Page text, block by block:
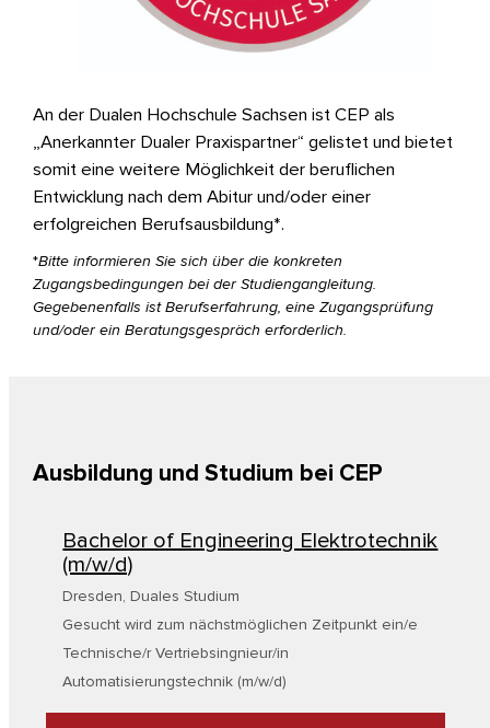
An der Dualen Hochschule Sachsen ist CEP als
„Anerkannter Dualer Praxispartner“ gelistet und bietet
somit eine weitere Möglichkeit der beruflichen
Entwicklung nach dem Abitur und/oder einer
erfolgreichen Berufsausbildung*.
*Bitte informieren Sie sich über die konkreten
Zugangsbedingungen bei der Studiengangleitung.
Gegebenenfalls ist Berufserfahrung, eine Zugangsprüfung
und/oder ein Beratungsgespräch erforderlich.
Ausbildung und Studium bei CEP
Bachelor of Engineering Elektrotechnik
(m/w/d)
Dresden, Duales Studium
Gesucht wird zum nächstmöglichen Zeitpunkt ein/e
Technische/r Vertriebsingnieur/in
Automatisierungstechnik (m/w/d)